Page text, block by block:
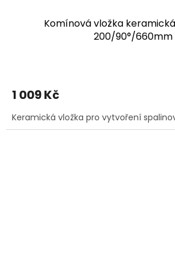
Komínová vložka
200/90°/660mm
1 009 Kč
Keramická vložka pro vytvoření